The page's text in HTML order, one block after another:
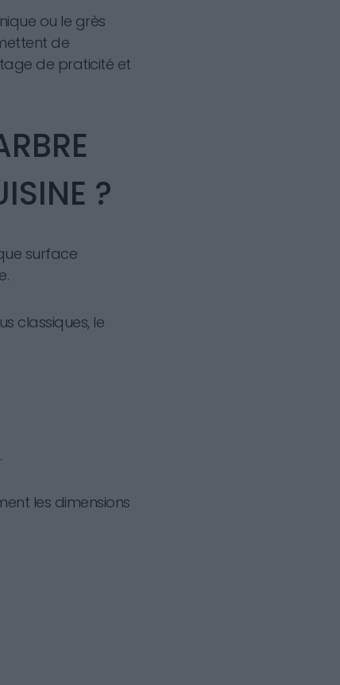
ou le grès
de
de praticité et
?
surface
classiques, le
les dimensions